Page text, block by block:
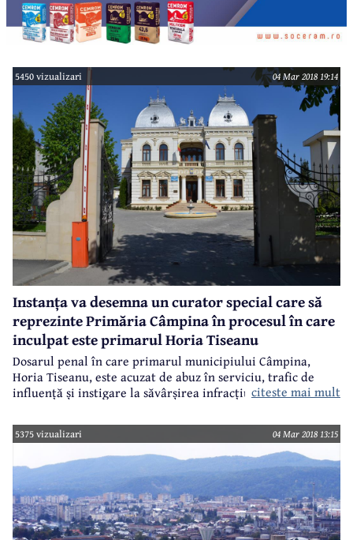
5450 vizualizari 04 Mar 2018 19:14
Instanța va desemna un curator special care să
reprezinte Primăria Câmpina în procesul în care
inculpat este primarul Horia Tiseanu
Dosarul penal în care primarul municipiului Câmpina,
Horia Tiseanu, este acuzat de abuz în serviciu, trafic de
influență și instigare la săvârșirea infracțiunii de
preliminară a Tribunalului Prahova. Aici, în fața
judecătorului de Cameră preliminară, toate părțile
implicate - procuror, inculpați, parte civilă - au
posibilitatea de a discuta efectiv observațiile depuse
instanței. Primăria Câmpina s-a constituit parte civilă în
acest proces, dar până acum nu a fost reprezentată de
nimeni.
citeste mai mult
5375 vizualizari 04 Mar 2018 13:15